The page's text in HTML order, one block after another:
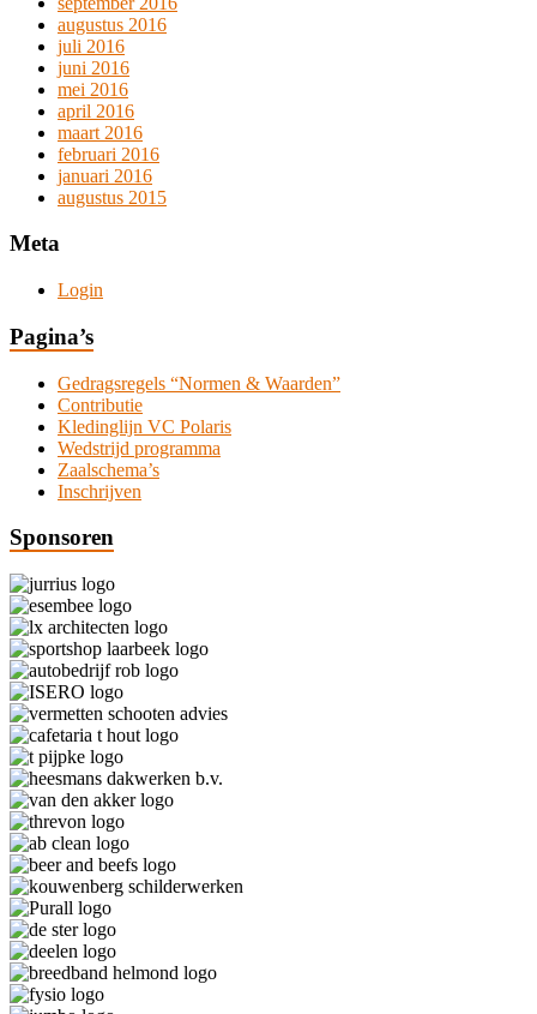
augustus 2016
juli 2016
juni 2016
mei 2016
april 2016
maart 2016
februari 2016
januari 2016
augustus 2015
Meta
Login
Pagina’s
Gedragsregels “Normen & Waarden”
Contributie
Kledinglijn VC Polaris
Wedstrijd programma
Zaalschema’s
Inschrijven
Sponsoren